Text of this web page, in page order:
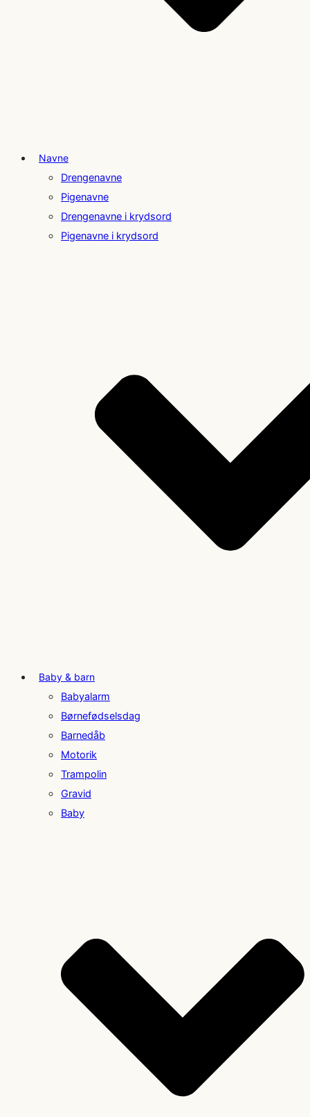
Navne
Drengenavne
Pigenavne
Drengenavne i krydsord
Pigenavne i krydsord
Baby & barn
Babyalarm
Børnefødselsdag
Barnedåb
Motorik
Trampolin
Gravid
Baby